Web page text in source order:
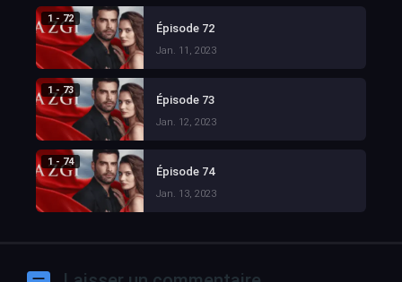
1 - 72
Épisode 72
Jan. 11, 2023
1 - 73
Épisode 73
Jan. 12, 2023
1 - 74
Épisode 74
Jan. 13, 2023